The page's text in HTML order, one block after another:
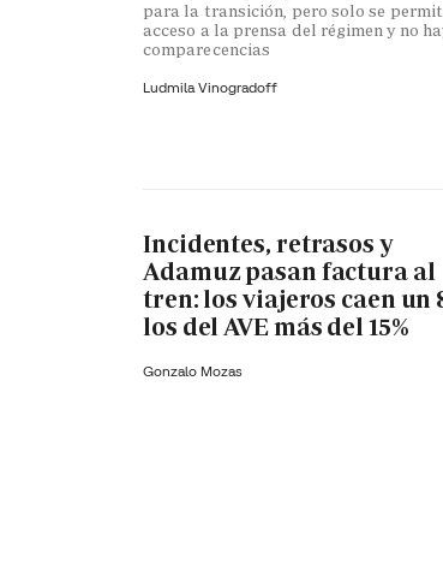
para la transición, pero solo se
acceso a la prensa del régimen y no
comparecencias
Ludmila Vinogradoff
Incidentes, retrasos y
Adamuz pasan factura al
tren: los viajeros caen un
los del AVE más del 15%
Gonzalo Mozas